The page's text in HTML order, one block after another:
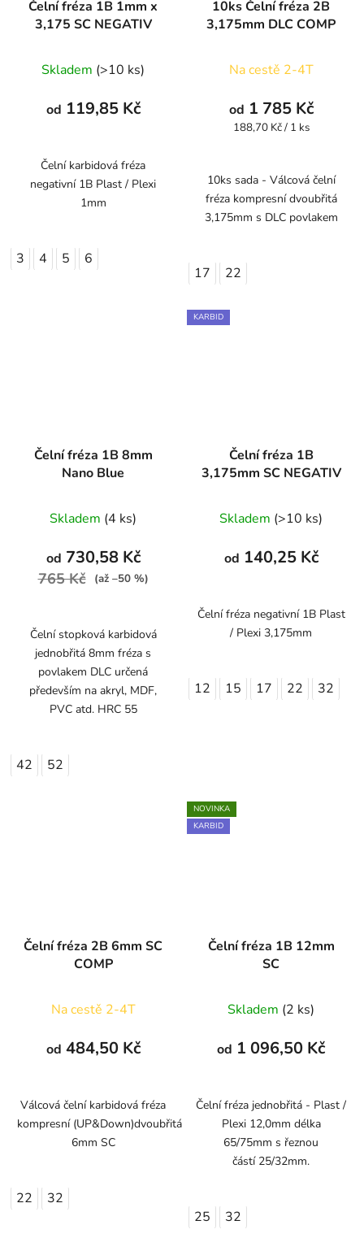
Čelní fréza 1B 1mm x
3,175 SC NEGATIV
Skladem (>10 ks)
od 119,85 Kč
Čelní karbidová fréza
negativní 1B Plast / Plexi
1mm
3 4 5 6
10ks Čelní fréza 2B
3,175mm DLC COMP
Na cestě 2-4T
od 1 785 Kč
Měrná
188,70 Kč / 1 ks
10ks sada - Válcová čelní
fréza kompresní dvoubřitá
3,175mm s DLC povlakem
17 22
Čelní fréza 1B 8mm
Nano Blue
Skladem (4 ks)
od 730,58 Kč
765 Kč (až –50 %)
Čelní stopková karbidová
jednobřitá 8mm fréza s
povlakem DLC určená
především na akryl, MDF,
PVC atd. HRC 55
42 52
KARBID
Čelní fréza 1B
3,175mm SC NEGATIV
Skladem (>10 ks)
od 140,25 Kč
Čelní fréza negativní 1B Plast
/ Plexi 3,175mm
12 15 17 22 32
Čelní fréza 2B 6mm SC
COMP
Na cestě 2-4T
od 484,50 Kč
Válcová čelní karbidová fréza
kompresní (UP&Down)dvoubřitá
6mm SC
22 32
NOVINKA
KARBID
Čelní fréza 1B 12mm
SC
Skladem (2 ks)
od 1 096,50 Kč
Čelní fréza jednobřitá - Plast /
Plexi 12,0mm délka
65/75mm s řeznou
částí 25/32mm.
25 32